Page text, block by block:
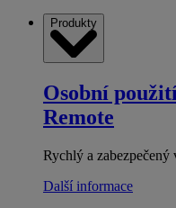
Produkty
Osobní
Remote
Rychlý a
Další informace